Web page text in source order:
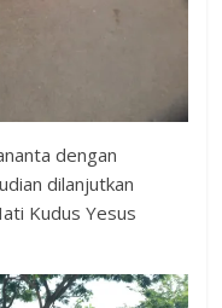
dengan
dilanjutkan
Kudus Yesus